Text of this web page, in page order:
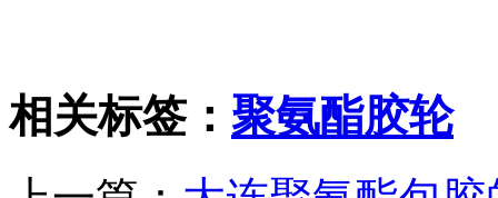
相关标签： 聚氨酯胶轮